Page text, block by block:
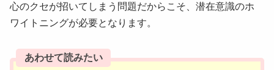
心のクセが招いてしまう問題だからこそ、潜在意識のホ
ワイトニングが必要となります。
あわせて読みたい